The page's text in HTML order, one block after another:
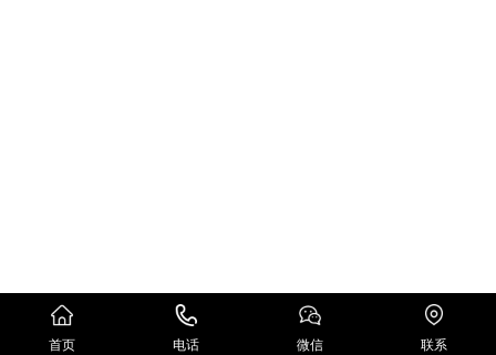
首页 电话 微信 联系